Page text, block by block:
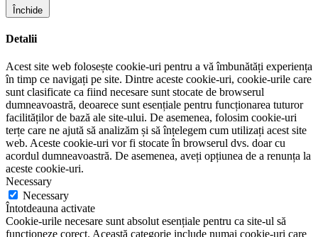
Închide
Detalii
Acest site web folosește cookie-uri pentru a vă îmbunătăți experiența
în timp ce navigați pe site. Dintre aceste cookie-uri, cookie-urile care
sunt clasificate ca fiind necesare sunt stocate de browserul
dumneavoastră, deoarece sunt esențiale pentru funcționarea tuturor
facilităților de bază ale site-ului. De asemenea, folosim cookie-uri
terțe care ne ajută să analizăm și să înțelegem cum utilizați acest site
web. Aceste cookie-uri vor fi stocate în browserul dvs. doar cu
acordul dumneavoastră. De asemenea, aveți opțiunea de a renunța la
aceste cookie-uri.
Necessary
Necessary
Întotdeauna activate
Cookie-urile necesare sunt absolut esențiale pentru ca site-ul să
funcționeze corect. Această categorie include numai cookie-uri care